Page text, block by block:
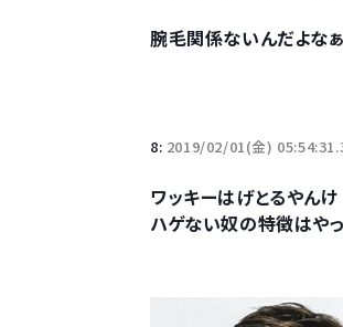
腕毛関係ないんだよな
8: 2019/02/01(金)
ワッキーはげとるやんけ
ハゲない奴の特徴はや